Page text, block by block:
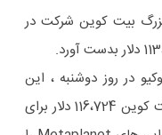
بزرگ بیت کوین شرکت در
در روز دوشنبه ، این
شرکت بیت کوین را با متوسط ​​قیمت بیت کوین 116،724 دلار برای